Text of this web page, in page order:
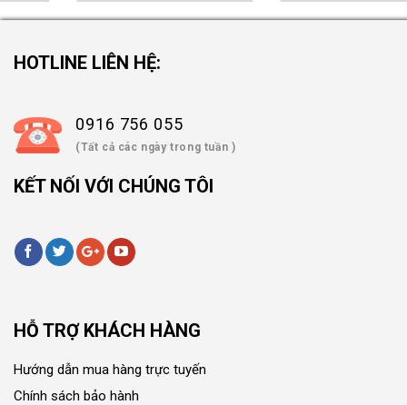
HOTLINE LIÊN HỆ:
0916 756 055
(Tất cả các ngày trong tuần )
KẾT NỐI VỚI CHÚNG TÔI
HỖ TRỢ KHÁCH HÀNG
Hướng dẫn mua hàng trực tuyến
Chính sách bảo hành